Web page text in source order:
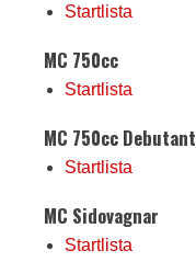
Startlista
MC 750cc
Startlista
MC 750cc Debutant
Startlista
MC Sidovagnar
Startlista